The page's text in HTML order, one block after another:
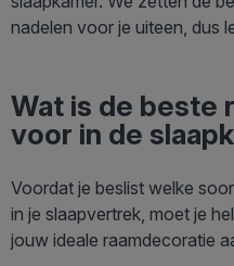
nadelen voor je uiteen, dus
Wat is de beste
voor in de
Voordat je beslist welke
in je slaapvertrek, moet je
jouw ideale raamdecoratie